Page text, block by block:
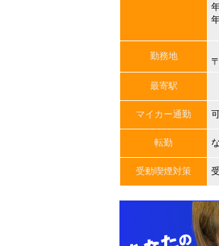
勤務地
最寄駅
マイカー通勤
転勤
受動喫煙対策